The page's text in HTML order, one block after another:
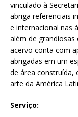
vinculado à
abriga referenciais
e internacional nas
além de
acervo conta com
abrigadas em um
de área construída,
arte da América
Serviço: